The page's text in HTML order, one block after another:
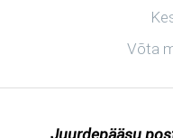
Võta